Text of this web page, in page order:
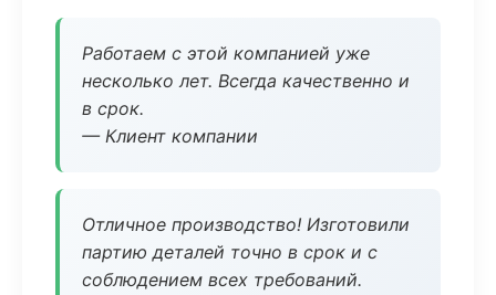
Работаем с этой компанией уже
несколько лет. Всегда качественно и
в срок.
— Клиент компании
Отличное производство! Изготовили
партию деталей точно в срок и с
соблюдением всех требований.